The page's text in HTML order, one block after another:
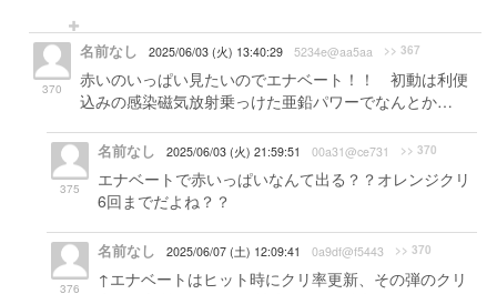
370
名前なし 2025/06/03 (火) 13:40:29 5234e@aa5aa >> 367
赤いのいっぱい見たいのでエナベート！！ 初動は利便
込みの感染磁気放射乗っけた亜鉛パワーでなんとか…
375
名前なし 2025/06/03 (火) 21:59:51 00a31@ce731 >> 370
エナベートで赤いっぱいなんて出る？？オレンジクリ
6回までだよね？？
376
名前なし 2025/06/07 (土) 12:09:41 0a9df@f5443 >> 370
↑エナベートはヒット時にクリ率更新、その弾のクリ